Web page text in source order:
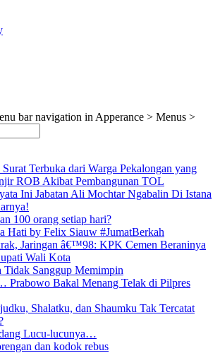
bar navigation in Apperance > Menus >
Terbuka dari Warga Pekalongan yang
ROB Akibat Pembangunan TOL
Ini Jabatan Ali Mochtar Ngabalin Di Istana
100 orang setiap hari?
Hati by Felix Siauw #JumatBerkah
Jaringan â€™98: KPK Cemen Beraninya
Wali Kota
Tidak Sanggup Memimpin
Prabowo Bakal Menang Telak di Pilpres
Shalatku, dan Shaumku Tak Tercatat
Lucu-lucunya…
dan kodok rebus